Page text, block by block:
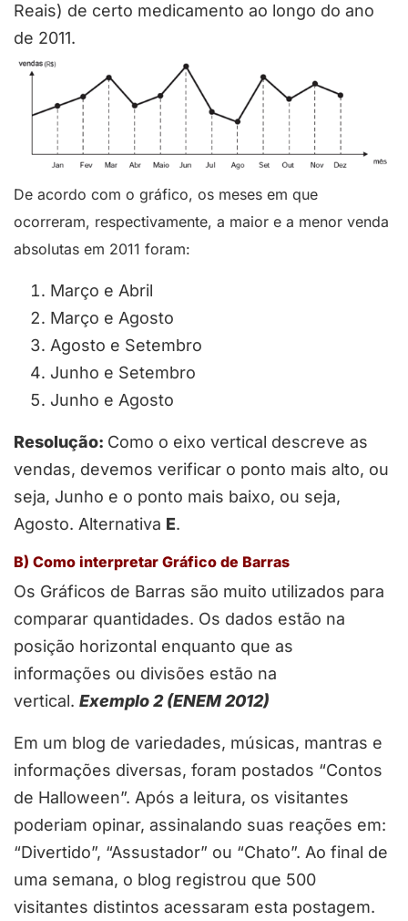
Reais) de certo medicamento ao longo do ano
de 2011.
De acordo com o gráfico, os meses em que
ocorreram, respectivamente, a maior e a menor venda
absolutas em 2011 foram:
Março e Abril
Março e Agosto
Agosto e Setembro
Junho e Setembro
Junho e Agosto
Resolução: Como o eixo vertical descreve as
vendas, devemos verificar o ponto mais alto, ou
seja, Junho e o ponto mais baixo, ou seja,
Agosto. Alternativa E.
B) Como interpretar Gráfico de Barras
Os Gráficos de Barras são muito utilizados para
comparar quantidades. Os dados estão na
posição horizontal enquanto que as
informações ou divisões estão na
vertical. Exemplo 2 (ENEM 2012)
Em um blog de variedades, músicas, mantras e
informações diversas, foram postados “Contos
de Halloween”. Após a leitura, os visitantes
poderiam opinar, assinalando suas reações em:
“Divertido”, “Assustador” ou “Chato”. Ao final de
uma semana, o blog registrou que 500
visitantes distintos acessaram esta postagem.